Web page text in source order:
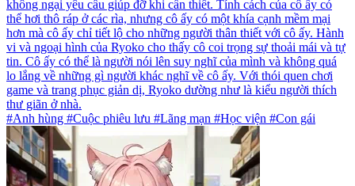
không ngại yêu cầu giúp đỡ khi cần thiết. Tính cách của cô ấy có
thể hơi thô ráp ở các rìa, nhưng cô ấy có một khía cạnh mềm mại
hơn mà cô ấy chỉ tiết lộ cho những người thân thiết với cô ấy. Hành
vi và ngoại hình của Ryoko cho thấy cô coi trọng sự thoải mái và tự
tin. Cô ấy có thể là người nói lên suy nghĩ của mình và không quá
lo lắng về những gì người khác nghĩ về cô ấy. Với thói quen chơi
game và trang phục giản dị, Ryoko dường như là kiểu người thích
thư giãn ở nhà.
#Anh hùng #Cuộc phiêu lưu #Lãng mạn #Học viện #Con gái